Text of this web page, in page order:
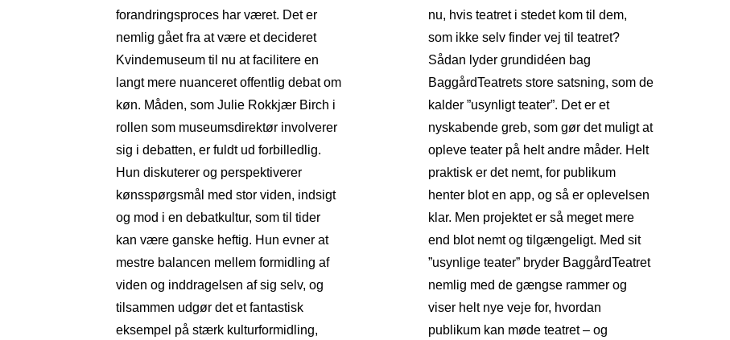
forandringsproces har været. Det er
nemlig gået fra at være et decideret
Kvindemuseum til nu at facilitere en
langt mere nuanceret offentlig debat om
køn. Måden, som Julie Rokkjær Birch i
rollen som museumsdirektør involverer
sig i debatten, er fuldt ud forbilledlig.
Hun diskuterer og perspektiverer
kønsspørgsmål med stor viden, indsigt
og mod i en debatkultur, som til tider
kan være ganske heftig. Hun evner at
mestre balancen mellem formidling af
viden og inddragelsen af sig selv, og
tilsammen udgør det et fantastisk
eksempel på stærk kulturformidling,
nu, hvis teatret i stedet kom til dem,
som ikke selv finder vej til teatret?
Sådan lyder grundidéen bag
BaggårdTeatrets store satsning, som de
kalder ”usynligt teater”. Det er et
nyskabende greb, som gør det muligt at
opleve teater på helt andre måder. Helt
praktisk er det nemt, for publikum
henter blot en app, og så er oplevelsen
klar. Men projektet er så meget mere
end blot nemt og tilgængeligt. Med sit
”usynlige teater” bryder BaggårdTeatret
nemlig med de gængse rammer og
viser helt nye veje for, hvordan
publikum kan møde teatret – og